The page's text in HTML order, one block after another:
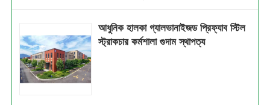
ইস্পাত কাঠামো কর্মশালা
আধুনিক হালকা গ্যালভানাইজড প্রিফ্যাব স্টিল
স্ট্রাকচার কর্মশালা গুদাম স্থাপত্য